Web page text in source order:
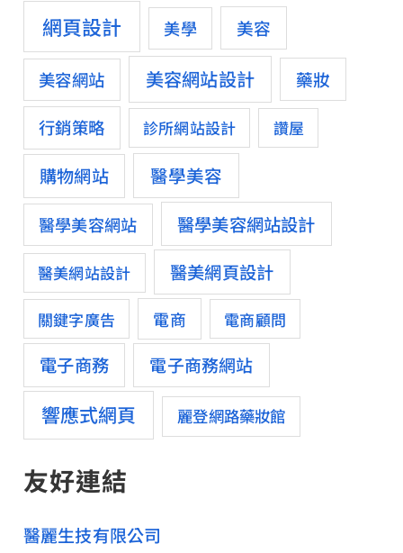
網頁設計 美學 美容
美容網站 美容網站設計 藥妝
行銷策略 診所網站設計 讚屋
購物網站 醫學美容
醫學美容網站 醫學美容網站設計
醫美網站設計 醫美網頁設計
關鍵字廣告 電商 電商顧問
電子商務 電子商務網站
響應式網頁 麗登網路藥妝館
友好連結
醫麗生技有限公司